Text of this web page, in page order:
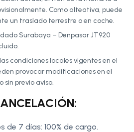
Como alteativa, puede
un traslado terrestre o en coche.
Surabaya – Denpasar JT920
condiciones locales vigentes en el
provocar modificaciones en el
previo aviso.
de 7 días: 100% de cargo.